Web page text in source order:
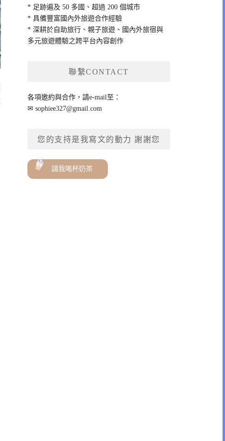
* 足跡遍及 50 多國、超過 200 個城市
* 具備豐富國內外旅遊合作經驗
* 深耕於自助旅行、親子旅遊、國內外旅宿與
多元旅遊體驗之跨平台內容創作
聯繫CONTACT
各項邀約與合作，請e-mail至：
✉sophiee327@gmail.com
您的支持是我寫文的動力 謝謝您
請我喝杯奶茶